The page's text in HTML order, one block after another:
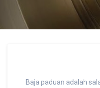
Baja paduan adalah